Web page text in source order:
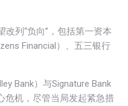
列“负向”，包括第一资本
Financial）、五三银行
Bank）与Signature Bank
危机，尽管当局发起紧急措